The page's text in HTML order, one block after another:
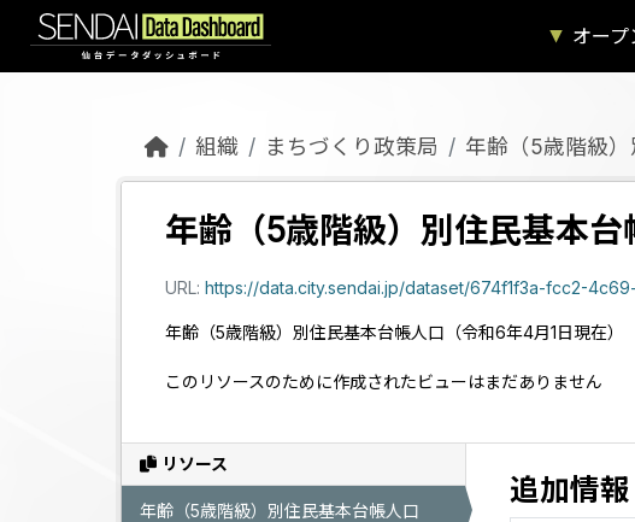
Skip to main content
オー
組織 まちづくり政策局 年齢（5歳階級
年齢（5歳階級）別住民基本台
URL: https://data.city.sendai.jp/dataset/674f1f3a-fcc2-
年齢（5歳階級）別住民基本台帳人口（令和6年4月1日現在）
このリソースのために作成されたビューはまだありません
リソース
年齢（5歳階級）別住民基本台帳人口
追加情報